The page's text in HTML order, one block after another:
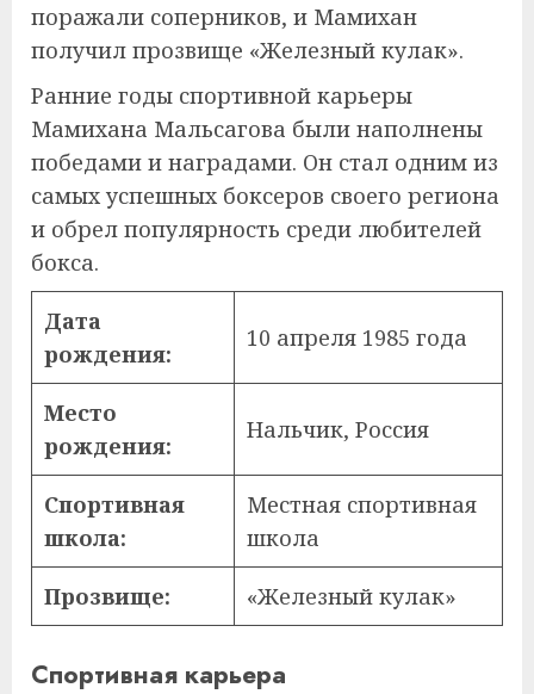
поражали соперников, и Мамихан
получил прозвище «Железный кулак».
Ранние годы спортивной карьеры
Мамихана Мальсагова были наполнены
победами и наградами. Он стал одним из
самых успешных боксеров своего региона
и обрел популярность среди любителей
бокса.
Дата
рождения:
10 апреля 1985 года
Место
рождения:
Нальчик, Россия
Спортивная
школа:
Местная спортивная
школа
Прозвище: «Железный кулак»
Спортивная карьера